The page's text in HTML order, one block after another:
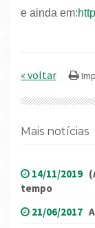
e ainda em:
« voltar
Mais notícias
14/11/2019
tempo
21/06/2017